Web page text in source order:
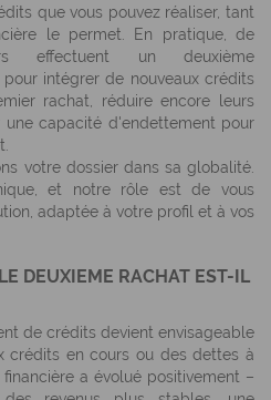
que vous pouvez réaliser, tant
le permet. En pratique, de
effectuent un deuxième
intégrer de nouveaux crédits
rachat, réduire encore leurs
une capacité d'endettement pour
votre dossier dans sa globalité.
et notre rôle est de vous
adaptée à votre profil et à vos
DEUXIEME RACHAT EST-IL
de crédits devient envisageable
crédits en cours ou des dettes à
a évolué positivement –